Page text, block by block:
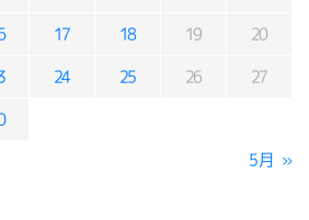
17 18 19 20
24 25 26 27
5月 »